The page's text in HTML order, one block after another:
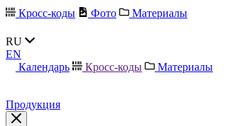
Кросс-коды Фото Материалы
RU
EN
Календарь
Кросс-коды Материалы
Продукция